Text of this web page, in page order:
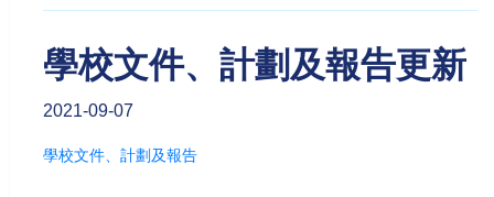
學校文件、計劃及報告更新
2021-09-07
學校文件、計劃及報告